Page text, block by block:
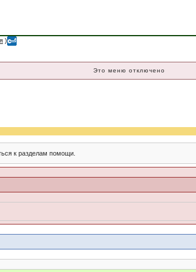
)
Это меню отключено
к разделам помощи.